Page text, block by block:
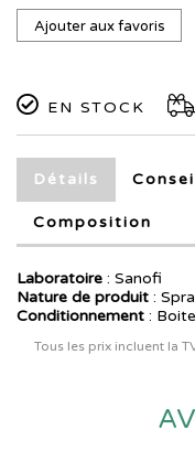
Ajouter aux favoris
EN STOCK
Détails
Composition
Laboratoire : Sanofi
Nature de produit :
Conditionnement :
Tous les prix incluent la